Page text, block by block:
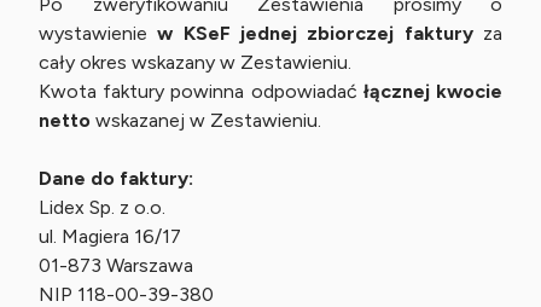
wystawieniew KSeF jednej zbiorczej faktury za
cały okres wskazany w Zestawieniu.
Kwota faktury powinna odpowiadać łącznej kwocie
netto wskazanej w Zestawieniu.
Dane do faktury:
Lidex Sp. z o.o.
ul. Magiera 16/17
01-873 Warszawa
NIP 118-00-39-380